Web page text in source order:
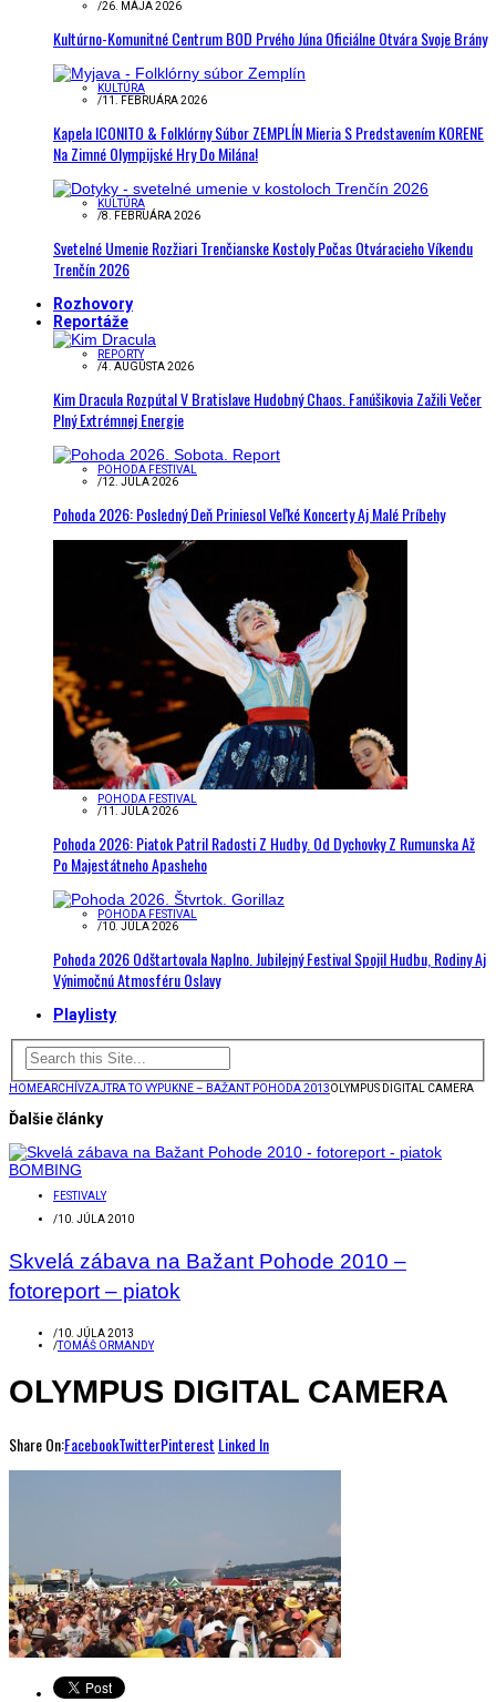
/26. MÁJA 2026
Kultúrno-Komunitné Centrum BOD Prvého Júna Oficiálne Otvára Svoje Brány
KULTÚRA
/11. FEBRUÁRA 2026
Kapela ICONITO & Folklórny Súbor ZEMPLÍN Mieria S Predstavením KORENE
Na Zimné Olympijské Hry Do Milána!
KULTÚRA
/8. FEBRUÁRA 2026
Svetelné Umenie Rozžiari Trenčianske Kostoly Počas Otváracieho Víkendu
Trenčín 2026
Rozhovory
Reportáže
REPORTY
/4. AUGUSTA 2026
Kim Dracula Rozpútal V Bratislave Hudobný Chaos. Fanúšikovia Zažili Večer
Plný Extrémnej Energie
POHODA FESTIVAL
/12. JÚLA 2026
Pohoda 2026: Posledný Deň Priniesol Veľké Koncerty Aj Malé Príbehy
POHODA FESTIVAL
/11. JÚLA 2026
Pohoda 2026: Piatok Patril Radosti Z Hudby. Od Dychovky Z Rumunska Až
Po Majestátneho Apasheho
POHODA FESTIVAL
/10. JÚLA 2026
Pohoda 2026 Odštartovala Naplno. Jubilejný Festival Spojil Hudbu, Rodiny Aj
Výnimočnú Atmosféru Oslavy
Playlisty
HOMEARCHÍVZAJTRA TO VYPUKNE – BAŽANT POHODA 2013OLYMPUS DIGITAL CAMERA
Ďalšie články
FESTIVALY
/10. JÚLA 2010
Skvelá zábava na Bažant Pohode 2010 –
fotoreport – piatok
/10. JÚLA 2013
/TOMÁŠ ORMANDY
OLYMPUS DIGITAL CAMERA
Share On:FacebookTwitterPinterest Linked In